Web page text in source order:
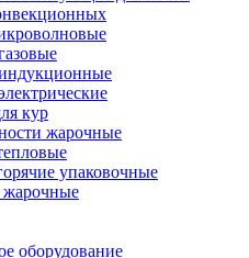
кур
жарочные
упаковочные
оборудование